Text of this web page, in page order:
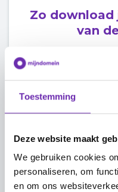
Toestemming
Deze website maakt
We gebruiken cookies
personaliseren, om
en om ons
Zo download
van
Hoe je een back-
Een back-
Heb je een e-
dan niet om ook
te maken: